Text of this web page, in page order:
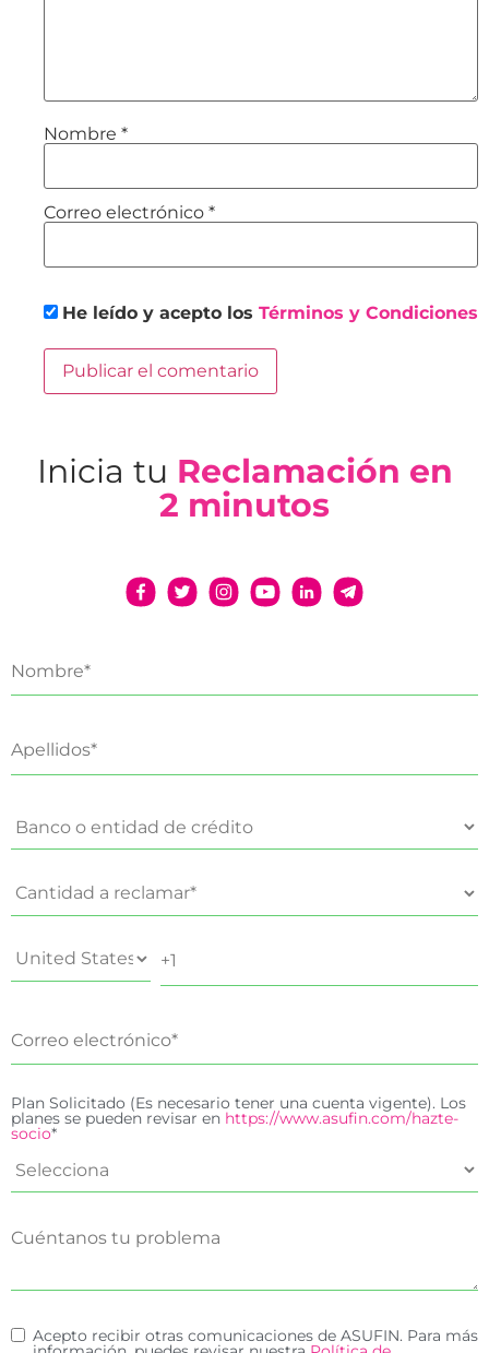
Nombre *
Correo electrónico *
He leído y acepto los Términos y Condiciones
Inicia tu Reclamación en
2 minutos
Plan Solicitado (Es necesario tener una cuenta vigente). Los
planes se pueden revisar en https://www.asufin.com/hazte-
socio*
Acepto recibir otras comunicaciones de ASUFIN. Para más